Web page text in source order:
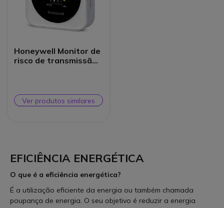
Honeywell Monitor de
risco de transmissão
Ver produtos similares
EFICIÊNCIA ENERGÉTICA
O que é a eficiência energética?
É a utilização eficiente da energia ou também chamada
poupança de energia. O seu objetivo é reduzir a energia